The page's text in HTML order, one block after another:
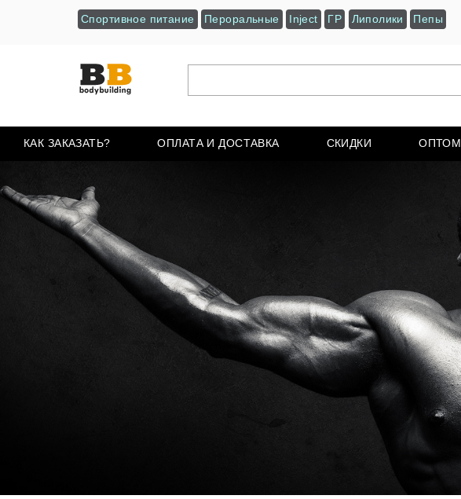
Спортивное питание Пероральные Inject ГР Липолики Пепы
КАК ЗАКАЗАТЬ? ОПЛАТА И ДОСТАВКА СКИДКИ ОПТОМ